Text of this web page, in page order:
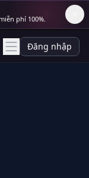
phí 100%.
Đăng nhập